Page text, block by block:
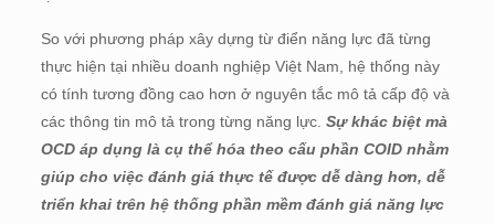
So với phương pháp xây dựng từ điển năng lực đã từng
thực hiện tại nhiều doanh nghiệp Việt Nam, hệ thống này
có tính tương đồng cao hơn ở nguyên tắc mô tả cấp độ và
các thông tin mô tả trong từng năng lực. Sự khác biệt mà
OCD áp dụng là cụ thể hóa theo cấu phần COID nhằm
giúp cho việc đánh giá thực tế được dễ dàng hơn, dễ
triển khai trên hệ thống phần mềm đánh giá năng lực